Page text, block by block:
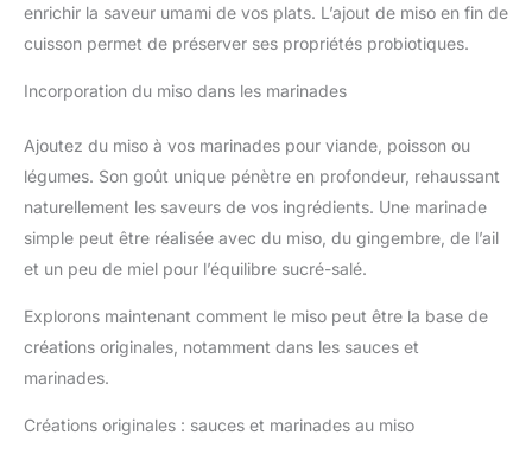
enrichir la saveur umami de vos plats. L’ajout de miso en fin de
cuisson permet de préserver ses propriétés probiotiques.
Incorporation du miso dans les marinades
Ajoutez du miso à vos marinades pour viande, poisson ou
légumes. Son goût unique pénètre en profondeur, rehaussant
naturellement les saveurs de vos ingrédients. Une marinade
simple peut être réalisée avec du miso, du gingembre, de l’ail
et un peu de miel pour l’équilibre sucré-salé.
Explorons maintenant comment le miso peut être la base de
créations originales, notamment dans les sauces et
marinades.
Créations originales : sauces et marinades au miso